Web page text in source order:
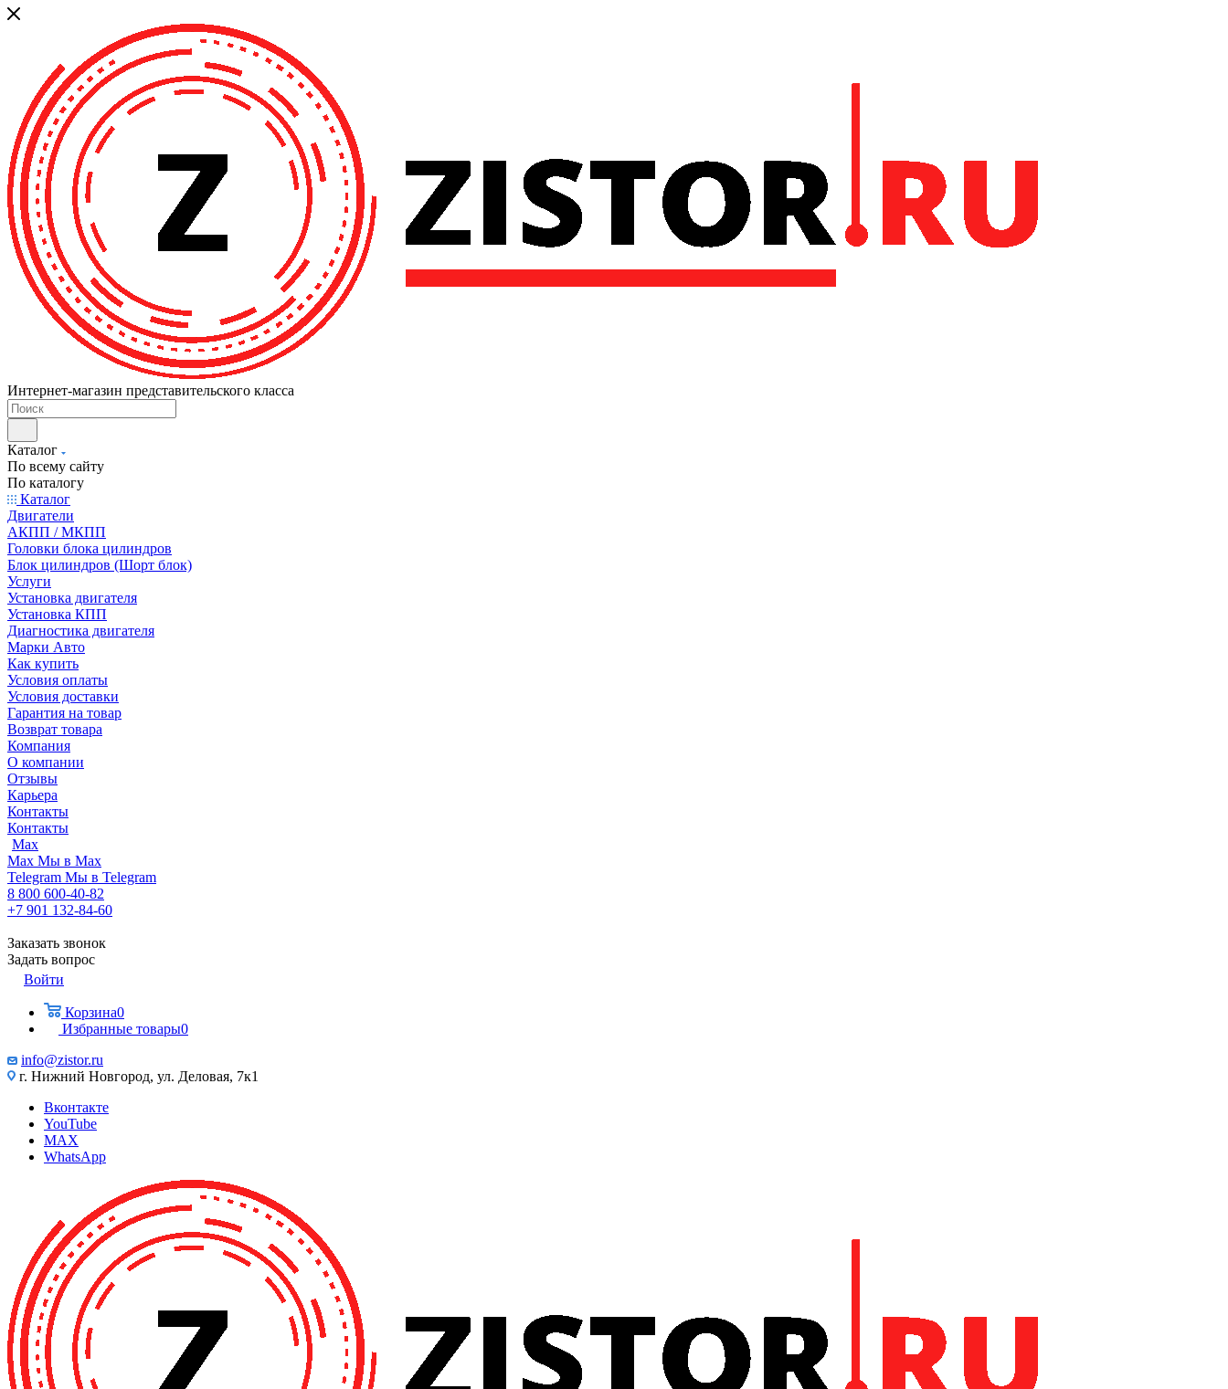
Интернет-магазин представительского класса
Каталог
По всему сайту
По каталогу
Каталог
Двигатели
АКПП / МКПП
Головки блока цилиндров
Блок цилиндров (Шорт блок)
Услуги
Установка двигателя
Установка КПП
Диагностика двигателя
Марки Авто
Как купить
Условия оплаты
Условия доставки
Гарантия на товар
Возврат товара
Компания
О компании
Отзывы
Карьера
Контакты
Контакты
Max
Max Мы в Max
Telegram Мы в Telegram
8 800 600-40-82
+7 901 132-84-60
Заказать звонок
Задать вопрос
Войти
Корзина0
Избранные товары0
info@zistor.ru
г. Нижний Новгород, ул. Деловая, 7к1
Вконтакте
YouTube
MAX
WhatsApp